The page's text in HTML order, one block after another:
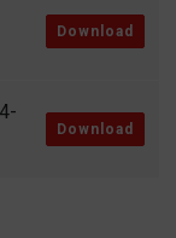
Download
Download